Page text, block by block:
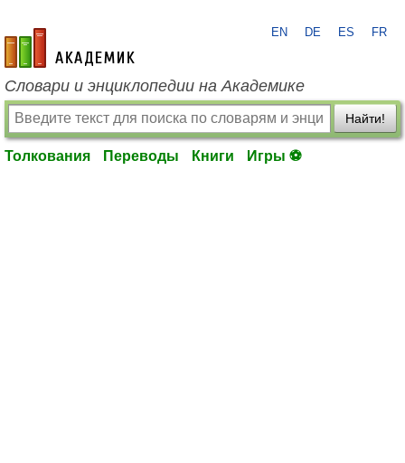
academic.ru
EN DE ES FR
Словари и энциклопедии на Академике
Найти!
Толкования Переводы Книги Игры ⚽